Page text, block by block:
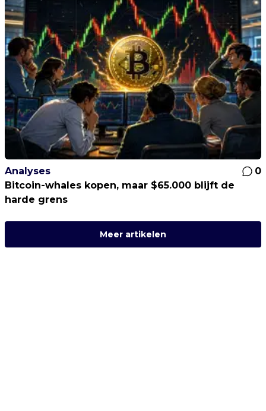
Analyses
0
Bitcoin-whales kopen, maar $65.000 blijft de
harde grens
Meer artikelen